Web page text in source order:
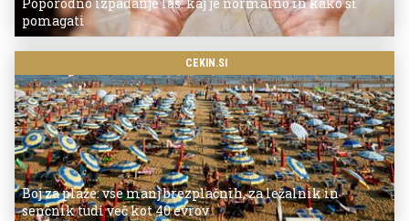
pomagati
CEKIN.SI
Boj za plaže: vse manj brezplačnih, za ležalnik in
senčnik tudi več kot 40 evrov